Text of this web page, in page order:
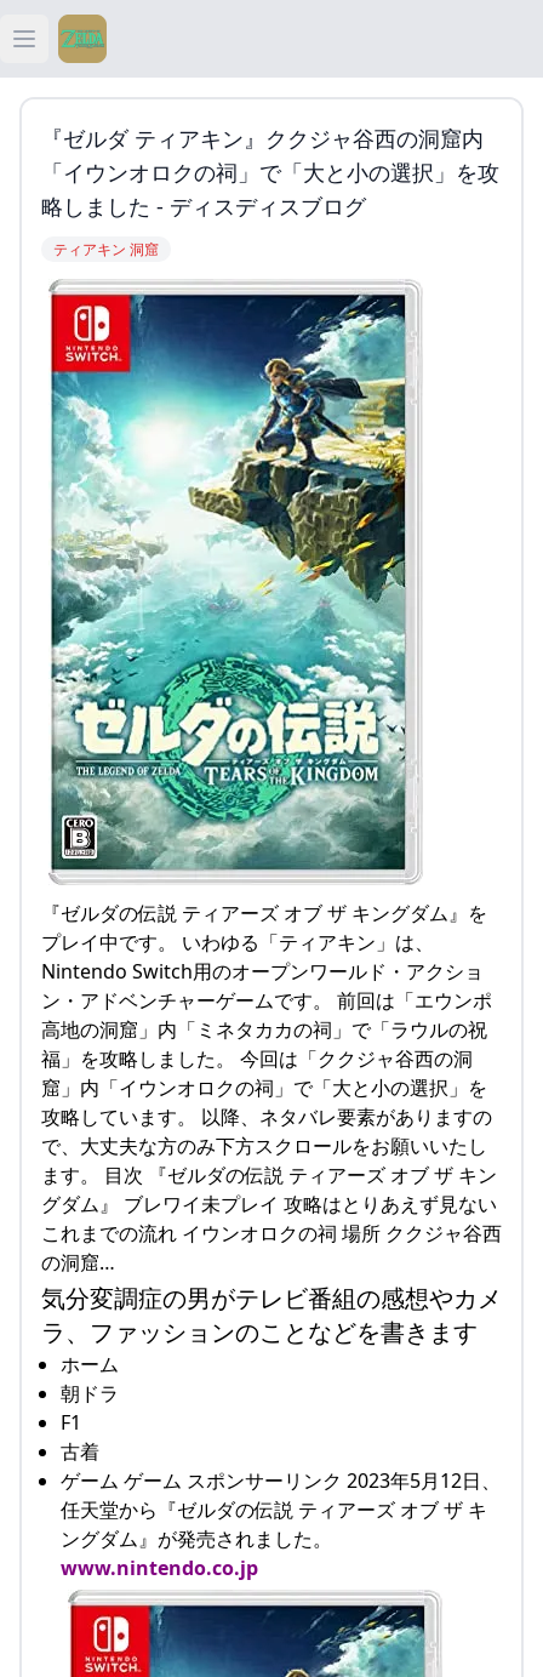
Open main menu
ティアキン
ティアキン 祠
ティアキン 武器
ティアキン 攻略
『ゼルダ ティアキン』ククジャ谷西の洞窟内
「イウンオロクの祠」で「大と小の選択」を攻
略しました - ディスディスブログ
ティアキン 洞窟
『ゼルダの伝説 ティアーズ オブ ザ キングダム』を
プレイ中です。 いわゆる「ティアキン」は、
Nintendo Switch用のオープンワールド・アクショ
ン・アドベンチャーゲームです。 前回は「エウンポ
高地の洞窟」内「ミネタカカの祠」で「ラウルの祝
福」を攻略しました。 今回は「ククジャ谷西の洞
窟」内「イウンオロクの祠」で「大と小の選択」を
攻略しています。 以降、ネタバレ要素がありますの
で、大丈夫な方のみ下方スクロールをお願いいたし
ます。 目次 『ゼルダの伝説 ティアーズ オブ ザ キン
グダム』 ブレワイ未プレイ 攻略はとりあえず見ない
これまでの流れ イウンオロクの祠 場所 ククジャ谷西
の洞窟…
気分変調症の男がテレビ番組の感想やカメ
ラ、ファッションのことなどを書きます
ホーム
朝ドラ
F1
古着
ゲーム ゲーム スポンサーリンク 2023年5月12日、
任天堂から『ゼルダの伝説 ティアーズ オブ ザ キ
ングダム』が発売されました。
www.nintendo.co.jp